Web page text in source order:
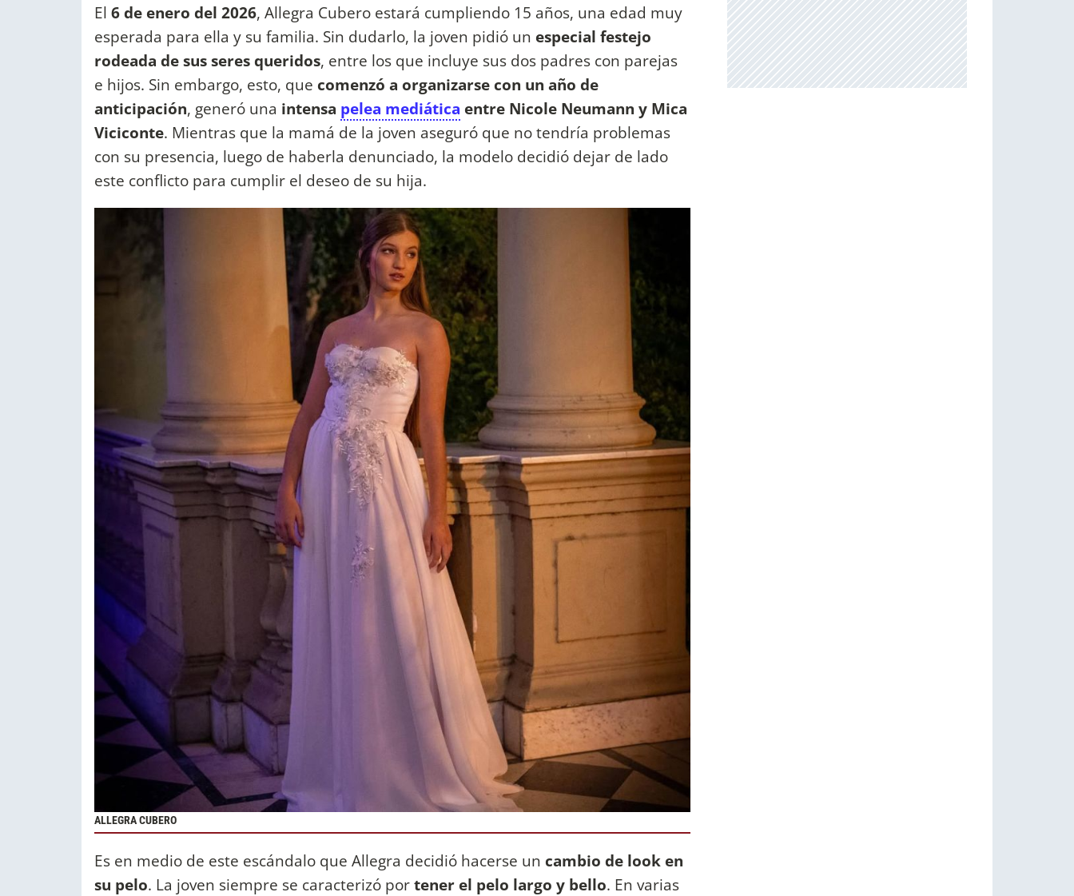
El 6 de enero del 2026, Allegra Cubero estará cumpliendo 15 años, una edad muy
esperada para ella y su familia. Sin dudarlo, la joven pidió un especial festejo
rodeada de sus seres queridos, entre los que incluye sus dos padres con parejas
e hijos. Sin embargo, esto, que comenzó a organizarse con un año de
anticipación, generó una intensa pelea mediática entre Nicole Neumann y Mica
Viciconte. Mientras que la mamá de la joven aseguró que no tendría problemas
con su presencia, luego de haberla denunciado, la modelo decidió dejar de lado
este conflicto para cumplir el deseo de su hija.
ALLEGRA CUBERO
Es en medio de este escándalo que Allegra decidió hacerse un cambio de look en
su pelo. La joven siempre se caracterizó portener el pelo largo y bello. En varias